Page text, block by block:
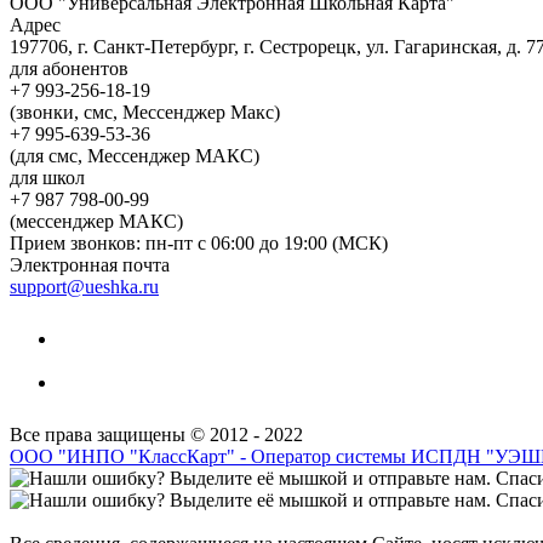
Адрес
197706, г. Санкт-Петербург, г. Сестрорецк, ул. Гагаринская, д.
для абонентов
+7 993-256-18-19
(звонки, смс, Мессенджер Макс)
+7 995-639-53-36
(для смс, Мессенджер МАКС)
для школ
+7 987 798-00-99
(мессенджер МАКС)
Прием звонков: пн-пт с 06:00 до 19:00 (МСК)
Электронная почта
support@ueshka.ru
Все права защищены © 2012 - 2022
ООО "ИНПО "КлассКарт" - Оператор системы ИСПДН